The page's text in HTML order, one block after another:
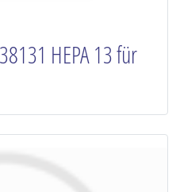
HEPA 13 für